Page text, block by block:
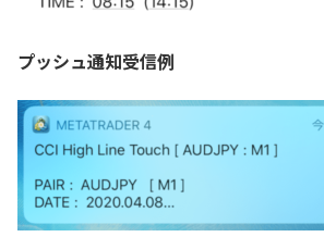
プッシュ通知受信例